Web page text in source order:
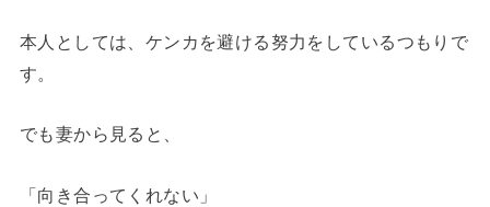
本人としては、ケンカを避ける努力をしているつもりで
す。
でも妻から見ると、
「向き合ってくれない」